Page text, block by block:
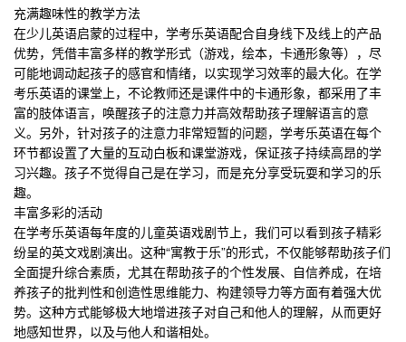
充满趣味性的教学方法
在少儿英语启蒙的过程中，学考乐英语配合自身线下及线上的产品
优势，凭借丰富多样的教学形式（游戏，绘本，卡通形象等），尽
可能地调动起孩子的感官和情绪，以实现学习效率的最大化。在学
考乐英语的课堂上，不论教师还是课件中的卡通形象，都采用了丰
富的肢体语言，唤醒孩子的注意力并高效帮助孩子理解语言的意
义。另外，针对孩子的注意力非常短暂的问题，学考乐英语在每个
环节都设置了大量的互动白板和课堂游戏，保证孩子持续高昂的学
习兴趣。孩子不觉得自己是在学习，而是充分享受玩耍和学习的乐
趣。
丰富多彩的活动
在学考乐英语每年度的儿童英语戏剧节上，我们可以看到孩子精彩
纷呈的英文戏剧演出。这种“寓教于乐”的形式，不仅能够帮助孩子们
全面提升综合素质，尤其在帮助孩子的个性发展、自信养成，在培
养孩子的批判性和创造性思维能力、构建领导力等方面有着强大优
势。这种方式能够极大地增进孩子对自己和他人的理解，从而更好
地感知世界，以及与他人和谐相处。